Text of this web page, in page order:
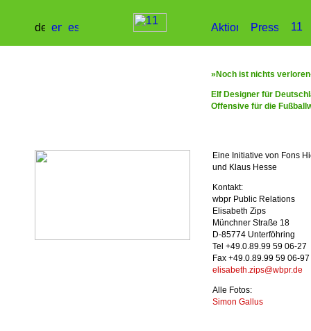
»Noch ist nichts
Elf Designer für
Offensive für die
Eine Initiative von Fons
und Klaus Hesse
Kontakt:
wbpr Public Relations
Elisabeth Zips
Münchner Straße 18
D-85774 Unterföhring
Tel +49.0.89.99 59 06-27
Fax +49.0.89.99 59 06-97
elisabeth.zips@wbpr.de
Alle Fotos:
Simon Gallus